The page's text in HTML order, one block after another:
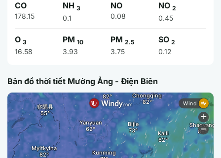
CO
178.15
NH 3
0.1
NO
0.08
NO 2
0.45
O 3
16.58
PM 10
3.93
PM 2.5
3.75
SO 2
0.12
Bản đồ thời tiết Mường Ảng - Điện Biên